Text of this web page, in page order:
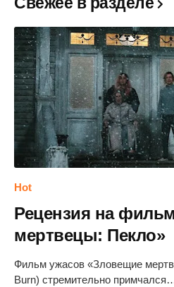
Hot
Рецензия на
мертвецы: Пекло»
Фильм ужасов «Зловещие
Burn) стремительно